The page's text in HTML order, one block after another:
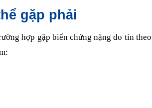
gặp phải
hợp gặp biến chứng nặng do tin theo